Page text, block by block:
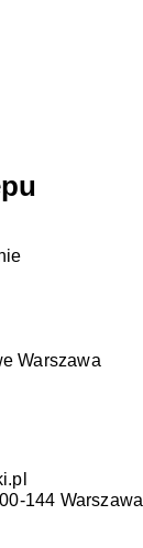
Warszawa
144 Warszawa